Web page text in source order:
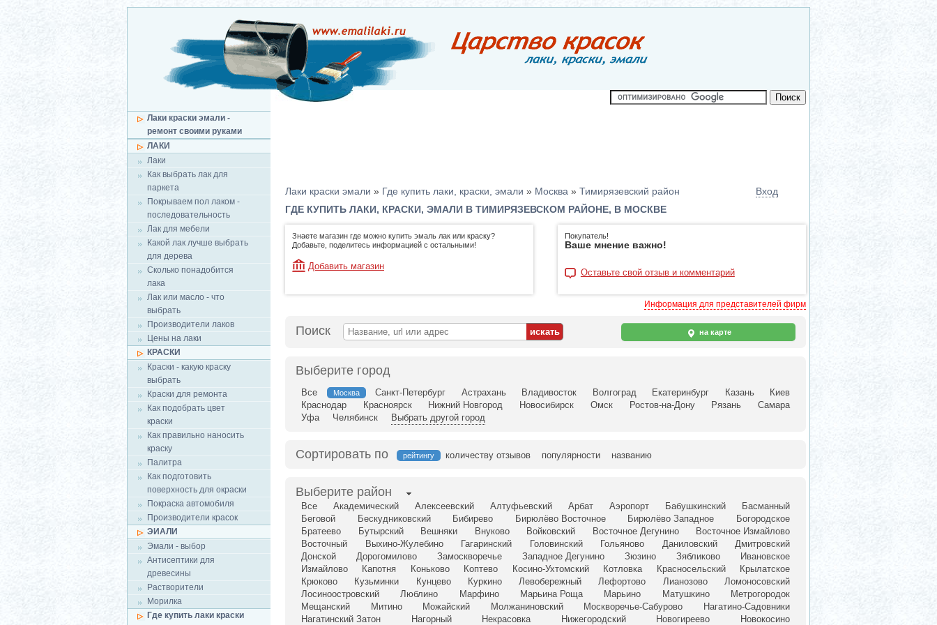
Лаки краски эмали -
ремонт своими руками
ЛАКИ
Лаки
Как выбрать лак для
паркета
Покрываем пол лаком -
последовательность
Лак для мебели
Какой лак лучше выбрать
для дерева
Сколько понадобится
лака
Лак или масло - что
выбрать
Производители лаков
Цены на лаки
КРАСКИ
Краски - какую краску
выбрать
Краски для ремонта
Как подобрать цвет
краски
Как правильно наносить
краску
Палитра
Как подготовить
поверхность для окраски
Покраска автомобиля
Производители красок
ЭИАЛИ
Эмали - выбор
Антисептики для
древесины
Растворители
Морилка
Где купить лаки краски
Лаки краски эмали » Где купить лаки, краски, эмали » Москва » Тимирязевский район
Вход
ГДЕ КУПИТЬ ЛАКИ, КРАСКИ, ЭМАЛИ В ТИМИРЯЗЕВСКОМ РАЙОНЕ, В МОСКВЕ
Знаете магазин где можно купить эмаль лак или краску?
Добавьте, поделитесь информацией с остальными!
Добавить магазин
Покупатель!
Ваше мнение важно!
Оставьте свой отзыв и комментарий
Информация для представителей фирм
Поиск на карте
Выберите город
Все Москва Санкт-Петербург Астрахань Владивосток Волгоград Екатеринбург Казань
Киев
Краснодар
Красноярск Нижний Новгород Новосибирск Омск Ростов-на-Дону Рязань
Самара
Уфа
Челябинск Выбрать другой город
Сортировать по рейтингу количеству отзывов популярности названию
Выберите район
Все Академический Алексеевский Алтуфьевский Арбат Аэропорт Бабушкинский
Басманный
Беговой
Бескудниковский Бибирево Бирюлёво Восточное Бирюлёво Западное
Богородское
Братеево
Бутырский Вешняки Внуково Войковский Восточное Дегунино
Восточное Измайлово
Восточный
Выхино-Жулебино Гагаринский Головинский Гольяново Даниловский
Дмитровский
Донской
Дорогомилово Замоскворечье Западное Дегунино Зюзино Зябликово
Ивановское
Измайлово
Капотня Коньково Коптево Косино-Ухтомский Котловка Красносельский
Крылатское
Крюково
Кузьминки Кунцево Куркино Левобережный Лефортово Лианозово
Ломоносовский
Лосиноостровский
Люблино Марфино Марьина Роща Марьино Матушкино
Метрогородок
Мещанский
Митино Можайский Молжаниновский Москворечье-Сабурово
Нагатино-Садовники
Нагатинский Затон
Нагорный Некрасовка Нижегородский Новогиреево Новокосино